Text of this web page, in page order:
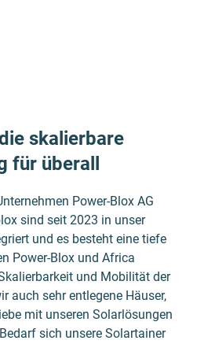
skalierbare
für überall
Power-Blox AG
sind seit 2023 in unser
und es besteht eine tiefe
Power-Blox und Africa
und Mobilität der
auch sehr entlegene Häuser,
mit unseren Solarlösungen
sich unsere Solartainer